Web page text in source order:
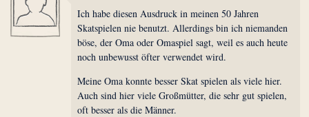
Ich habe diesen Ausdruck in meinen 50 Jahren
Skatspielen nie benutzt. Allerdings bin ich niemanden
böse, der Oma oder Omaspiel sagt, weil es auch heute
noch unbewusst öfter verwendet wird.
Meine Oma konnte besser Skat spielen als viele hier.
Auch sind hier viele Großmütter, die sehr gut spielen,
oft besser als die Männer.